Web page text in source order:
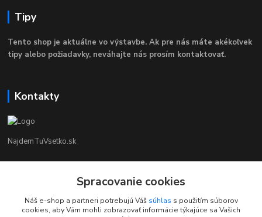
Tipy
Tento shop je aktuálne vo výstavbe. Ak pre nás máte akékoľvek
tipy alebo požiadavky, neváhajte nás prosím kontaktovať.
Kontakty
NajdemTuVsetko.sk
+421 902250190
info@najdemtuvsetko.sk
Spracovanie cookies
Náš e-shop a partneri potrebujú Váš súhlas s použitím súborov
cookies, aby Vám mohli zobrazovať informácie týkajúce sa Vašich